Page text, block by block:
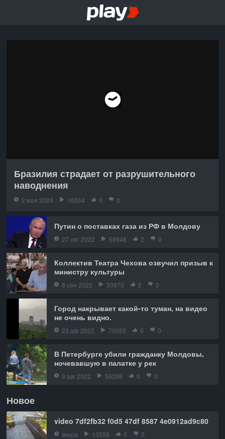
Бразилия страдает от разрушительного
наводнения
2 мая 2024 16554 0 0
Путин о поставках газа из РФ в Молдову
27 окт 2022 59948 2 0
Коллектив Театра Чехова озвучил призыв к
министру культуры
8 сен 2022 50970 2 0
Город накрывает какой-то туман, на видео
не очень видно.
23 авг 2022 70053 0 0
В Петербурге убили гражданку Молдовы,
ночевавшую в палатке у рек
9 авг 2022 59298 0 0
Новое
video 7df2fb32 f0d5 47df 8587 4e0912ad9c80
вчера 13558 0 0